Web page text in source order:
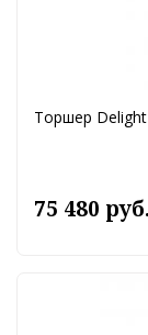
Торшер
75 480 руб.